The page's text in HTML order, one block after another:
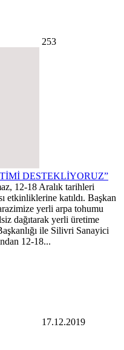
253
DESTEKLİYORUZ”
12-18 Aralık tarihleri
etkinliklerine katıldı. Başkan
yerli arpa tohumu
dağıtarak yerli üretime
ile Silivri Sanayici
12-18...
17.12.2019